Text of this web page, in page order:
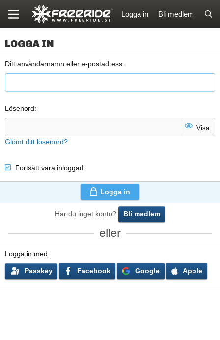
Logga in Bli medlem
LOGGA IN
Ditt användarnamn eller e-postadress
Lösenord
Visa
Glömt ditt lösenord?
Fortsätt vara inloggad
Logga in
Har du inget konto? Bli medlem
eller
Logga in med
Passkey Facebook Google Apple